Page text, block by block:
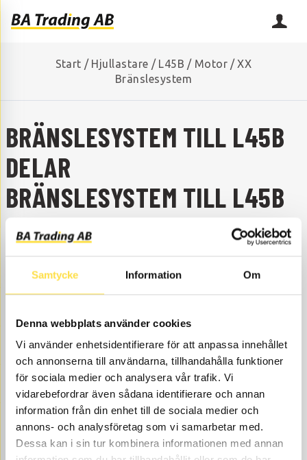
Samtycke Information Om
Denna webbplats använder cookies
Vi använder enhetsidentifierare för att anpassa innehållet
och annonserna till användarna, tillhandahålla funktioner
för sociala medier och analysera vår trafik. Vi
vidarebefordrar även sådana identifierare och annan
information från din enhet till de sociala medier och
annons- och analysföretag som vi samarbetar med.
Dessa kan i sin tur kombinera informationen med annan
Start / Hjullastare / L45B / Motor / XX
Bränslesystem
BRÄNSLESYSTEM TILL L45B
DELAR
BRÄNSLESYSTEM TILL L45B
SAKNAR DU NÅGON RESERVDEL?
+46 (0) 152-32500
info@batrading.se
som nya eller begagnade och varsamt renoverade delar
både som original och icke original. Vi har delar som
bränslesystem för alla Volvo Entreprenadmaskiner och
dessa delar som , till bränslesystem som passar till
Volvo hjullastare L45B.